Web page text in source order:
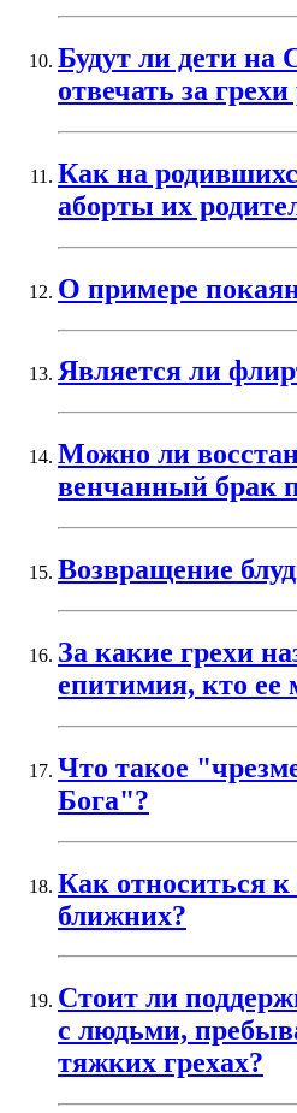
Будут ли дети на
отвечать за
Как на
аборты их
О примере
Является ли
Можно ли
венчанный брак
Возвращение
За какие грехи
епитимия, кто ее
Что такое
Бога"?
Как относиться
ближних?
Стоит ли
с людьми,
тяжких грехах?